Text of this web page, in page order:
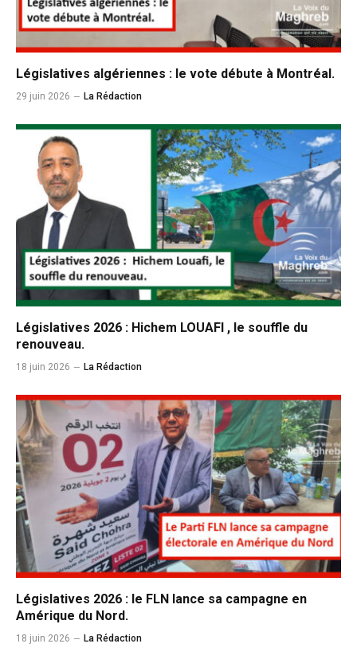
Législatives algériennes : le vote débute à Montréal.
29 juin 2026 La Rédaction
Législatives 2026 : Hichem LOUAFI , le souffle du
renouveau.
18 juin 2026 La Rédaction
Législatives 2026 : le FLN lance sa campagne en
Amérique du Nord.
18 juin 2026 La Rédaction